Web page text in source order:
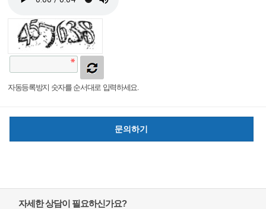
자동등록방지 숫자를 순서대로 입력하세요.
자세한 상담이 필요하신가요?